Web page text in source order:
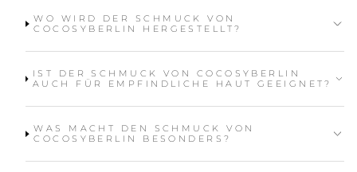
WO WIRD DER SCHMUCK VON
COCOSYBERLIN HERGESTELLT?
IST DER SCHMUCK VON COCOSYBERLIN
AUCH FÜR EMPFINDLICHE HAUT GEEIGNET?
WAS MACHT DEN SCHMUCK VON
COCOSYBERLIN BESONDERS?